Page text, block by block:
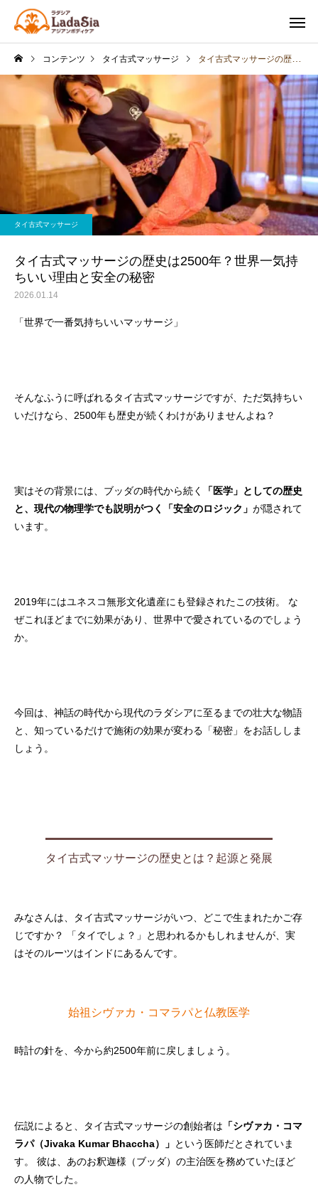
タイ古式
マッサージ
バリニー
アロママッ
コンテンツ タイ古式マッサージ タイ古式マッサージの歴史は2500年？世界一気持ちいい理由と安全の秘密
タイ古式マッサージ
タイ古式マッサージの歴史は2500年？世界一気持
ちいい理由と安全の秘密
2026.01.14
「世界で一番気持ちいいマッサージ」
そんなふうに呼ばれるタイ古式マッサージですが、ただ気持ちい
いだけなら、2500年も歴史が続くわけがありませんよね？
実はその背景には、ブッダの時代から続く
「医学」としての歴史
と、現代の物理学でも説明がつく「安全のロジック」 が隠されて
います。
2019年にはユネスコ無形文化遺産にも登録されたこの技術。 な
ぜこれほどまでに効果があり、世界中で愛されているのでしょう
か。
今回は、神話の時代から現代のラダシアに至るまでの壮大な物語
と、知っているだけで施術の効果が変わる「秘密」をお話ししま
しょう。
タイ古式マッサージの歴史とは？起源と発展
みなさんは、タイ古式マッサージがいつ、どこで生まれたかご存
じですか？ 「タイでしょ？」と思われるかもしれませんが、実
はそのルーツはインドにあるんです。
始祖シヴァカ・コマラパと仏教医学
時計の針を、今から約2500年前に戻しましょう。
伝説によると、タイ古式マッサージの創始者は 「シヴァカ・コマ
ラパ（Jivaka Kumar Bhaccha）」 という医師だとされていま
す。 彼は、あのお釈迦様（ブッダ）の主治医を務めていたほど
の人物でした。